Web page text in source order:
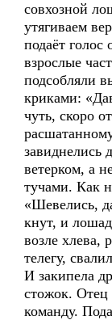
совхозной
утягиваем
подаёт
взрослые
подсобляли
криками:
чуть, скоро
завиднелись
ветерком, а
тучами. Как
«Шевелись,
кнут, и
возле хлева,
телегу,
И закипела
стожок.
команду.